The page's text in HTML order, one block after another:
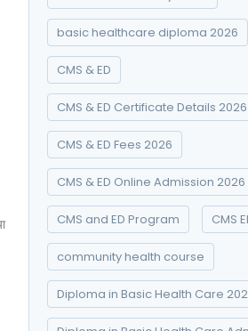
basic healthcare diploma 2026
CMS & ED
CMS & ED Certificate Details 2026
CMS & ED Fees 2026
CMS & ED Online Admission 2026
CMS and ED Program CMS
community health course
Diploma in Basic Health Care